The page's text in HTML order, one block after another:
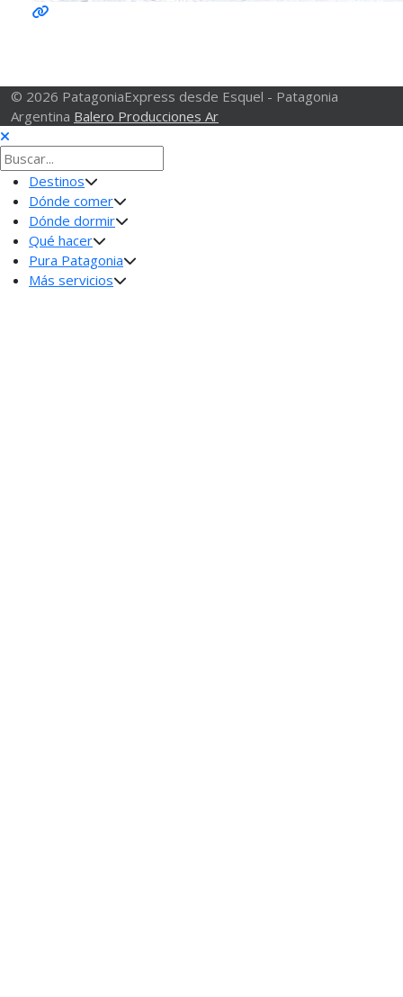
© 2026 PatagoniaExpress desde Esquel - Patagonia
Argentina Balero Producciones Ar
Destinos
Dónde comer
Dónde dormir
Qué hacer
Pura Patagonia
Más servicios